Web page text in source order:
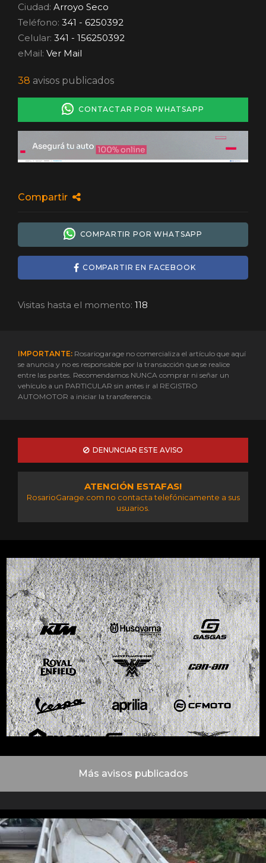
Ciudad: Arroyo Seco
Teléfono: 341 - 6250392
Celular: 341 - 156250392
eMail: Ver Mail
38 avisos publicados
CONTACTAR POR WHATSAPP
Compartir
COMPARTIR POR WHATSAPP
COMPARTIR EN FACEBOOK
Visitas hasta el momento: 118
IMPORTANTE: Rosariogarage no comercializa el artículo que aquí
se anuncia y no es responsable por la transacción que se realice
entre las partes. Recomendamos NUNCA comprar ni señar un
vehículo a un PARTICULAR sin antes ir al REGISTRO
AUTOMOTOR a iniciar la transferencia.
DENUNCIAR ESTE AVISO
ATENCIÓN ESTAFAS!
RosarioGarage.com no contacta telefónicamente a sus
usuarios.
Más avisos publicados